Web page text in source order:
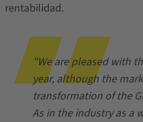
rentabilidad.
"We are pleased with
year, although the
transformation of the
As in the industry as a